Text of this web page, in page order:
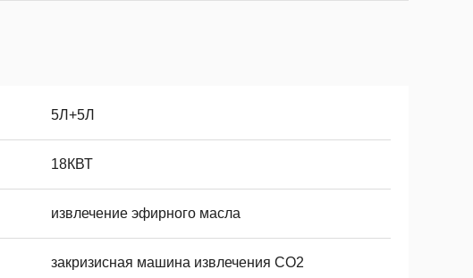
5Л+5Л
18КВТ
извлечение эфирного масла
закризисная машина извлечения СО2